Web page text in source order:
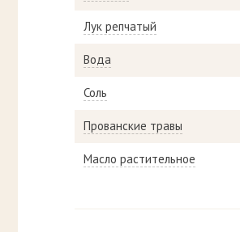
Лук репчатый
Вода
Соль
Прованские травы
Масло растительное